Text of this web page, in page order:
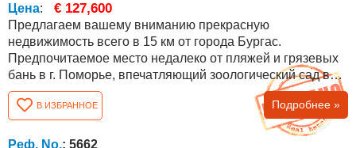
Цена: € 127,600
Предлагаем вашему вниманию прекрасную
недвижимость всего в 15 км от города Бургас.
Предпочитаемое место недалеко от пляжей и грязевых
бань в г. Поморье, впечатляющий зоологический сад в
Бургасе, с быстрым доступом к аэропорту Сарафово .
Недвижимость имеет площадь 140 кв. м., отличное
местоположение и с выходом на асфальтированную
дорогу. Имеется 800 кв. м. о благороженного двора, в
В ИЗБРАННОЕ Подробнее »
Реф. No.: 5662